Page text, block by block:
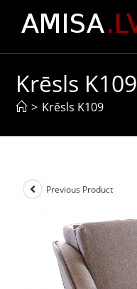
Krēsls K109
> Krēsls K109
Previous Product